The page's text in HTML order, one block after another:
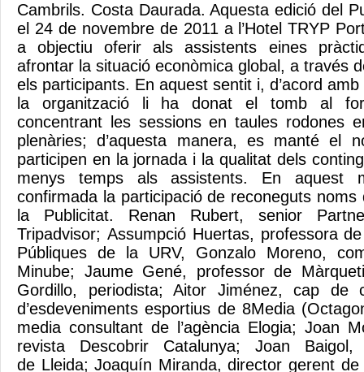
Cambrils. Costa Daurada. Aquesta edició del
el 24 de novembre de 2011 a l’Hotel TRYP
a objectiu oferir als assistents eines
afrontar la situació econòmica global, a través
els participants. En aquest sentit i, d’acord
la organització li ha donat el tomb al
concentrant les sessions en taules rodones
plenàries; d’aquesta manera, es manté el
participen en la jornada i la qualitat dels
menys temps als assistents. En aquest
confirmada la participació de reconeguts
la Publicitat. Renan Rubert, senior
Tripadvisor; Assumpció Huertas, professora
Públiques de la URV, Gonzalo Moreno,
Minube; Jaume Gené, professor de
Gordillo, periodista; Aitor Jiménez, cap de
d’esdeveniments esportius de 8Media
media consultant de l’agència Elogia; Joan
revista Descobrir Catalunya; Joan
de Lleida; Joaquín Miranda, director gerent